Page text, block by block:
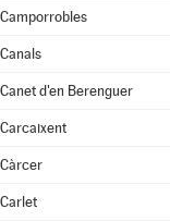
Camporrobles
Canals
Canet d'en Berenguer
Carcaixent
Càrcer
Carlet